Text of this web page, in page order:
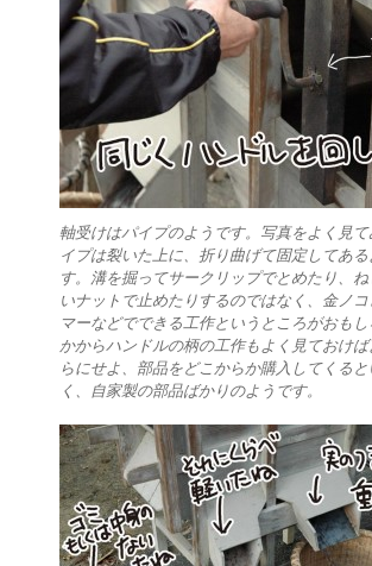
軸受けはパイプのようです。写真をよく見
イプは裂いた上に、折り曲げて固定してあ
す。溝を掘ってサークリップでとめたり、
いナットで止めたりするのではなく、金ノ
マーなどでできる工作というところがおも
かからハンドルの柄の工作もよく見ておけ
らにせよ、部品をどこからか購入してくる
く、自家製の部品ばかりのようです。